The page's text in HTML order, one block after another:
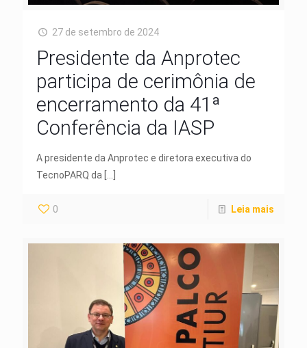
27 de setembro de 2024
Presidente da Anprotec
participa de cerimônia de
encerramento da 41ª
Conferência da IASP
A presidente da Anprotec e diretora executiva do
TecnoPARQ da
0 Leia mais